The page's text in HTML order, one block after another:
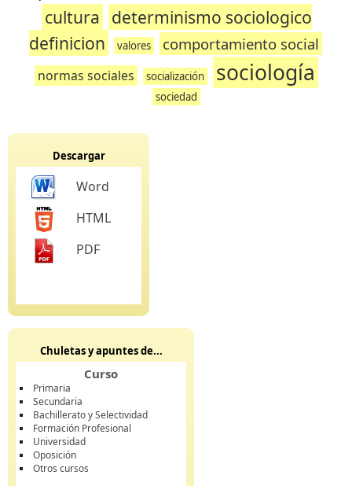
cultura determinismo sociologico
definicion
valores comportamiento social
normas sociales socialización sociología
sociedad
Descargar
Word
HTML
PDF
Chuletas y apuntes de...
Curso
Primaria
Secundaria
Bachillerato y Selectividad
Formación Profesional
Universidad
Oposición
Otros cursos